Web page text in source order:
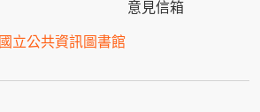
意見信箱
國立公共資訊圖書館